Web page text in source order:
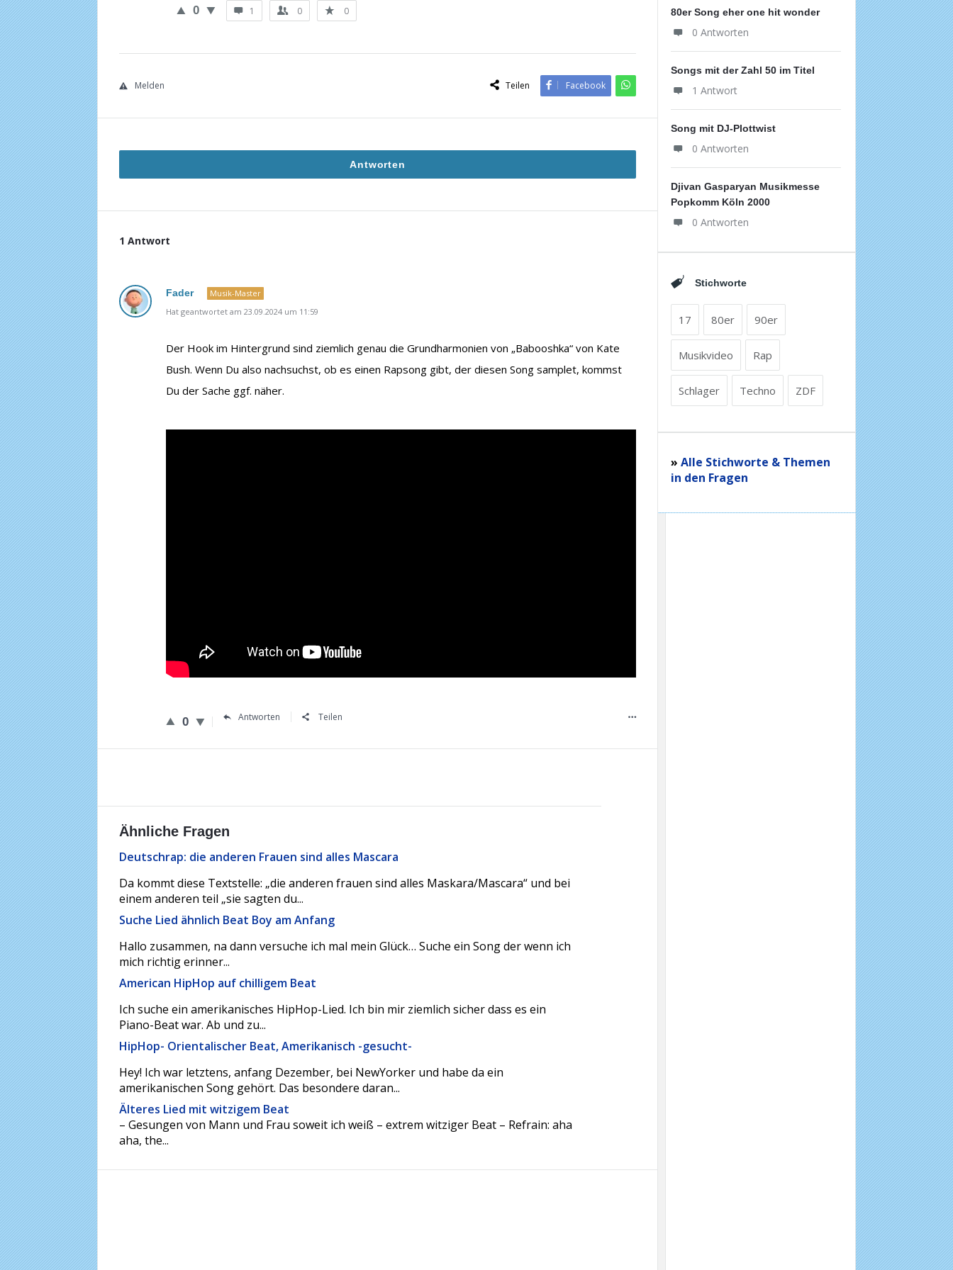
0 1 0 0
Teilen Facebook
Melden
Antworten
1 Antwort
Fader
Musik-Master
Hat geantwortet am 23.09.2024 um 11:59
Der Hook im Hintergrund sind ziemlich genau die Grundharmonien von „Babooshka“ von Kate
Bush. Wenn Du also nachsuchst, ob es einen Rapsong gibt, der diesen Song samplet, kommst
Du der Sache ggf. näher.
0 Antworten Teilen
Ähnliche Fragen
Deutschrap: die anderen Frauen sind alles Mascara
Da kommt diese Textstelle: „die anderen frauen sind alles Maskara/Mascara“ und bei
einem anderen teil „sie sagten du...
Suche Lied ähnlich Beat Boy am Anfang
Hallo zusammen, na dann versuche ich mal mein Glück… Suche ein Song der wenn ich
mich richtig erinner...
American HipHop auf chilligem Beat
Ich suche ein amerikanisches HipHop-Lied. Ich bin mir ziemlich sicher dass es ein
Piano-Beat war. Ab und zu...
HipHop- Orientalischer Beat, Amerikanisch -gesucht-
Hey! Ich war letztens, anfang Dezember, bei NewYorker und habe da ein
amerikanischen Song gehört. Das besondere daran...
Älteres Lied mit witzigem Beat
– Gesungen von Mann und Frau soweit ich weiß – extrem witziger Beat – Refrain: aha
aha, the...
80er Song eher one hit wonder
0 Antworten
Songs mit der Zahl 50 im Titel
1 Antwort
Song mit DJ-Plottwist
0 Antworten
Djivan Gasparyan Musikmesse
Popkomm Köln 2000
0 Antworten
Stichworte
17 80er 90er
Musikvideo Rap
Schlager Techno ZDF
» Alle Stichworte & Themen
in den Fragen